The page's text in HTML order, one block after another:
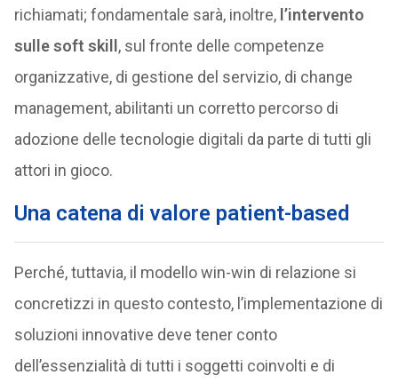
richiamati; fondamentale sarà, inoltre, l’intervento
sulle soft skill, sul fronte delle competenze
organizzative, di gestione del servizio, di change
management, abilitanti un corretto percorso di
adozione delle tecnologie digitali da parte di tutti gli
attori in gioco.
Una catena di valore patient-based
Perché, tuttavia, il modello win-win di relazione si
concretizzi in questo contesto, l’implementazione di
soluzioni innovative deve tener conto
dell’essenzialità di tutti i soggetti coinvolti e di